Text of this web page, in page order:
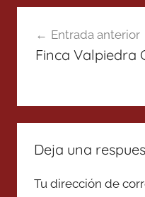
de
Entrada anterior
Finca Valpiedra
Deja una
Tu dirección de